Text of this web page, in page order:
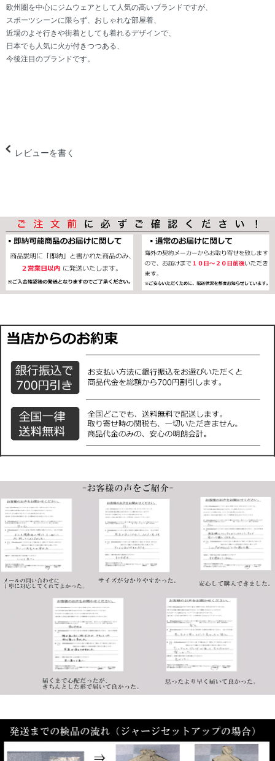
欧州圏を中心にジムウェアとして人気の高いブランドですが、
スポーツシーンに限らず、おしゃれな部屋着、
近場のよそ行きや街着としても着れるデザインで、
日本でも人気に火が付きつつある、
今後注目のブランドです。
レビューを書く